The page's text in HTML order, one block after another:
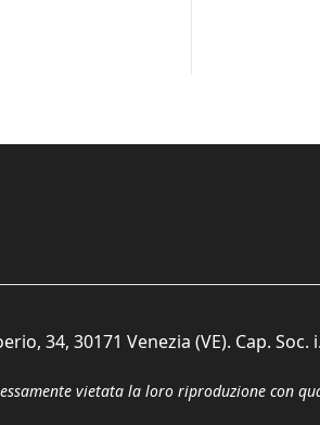
34, 30171 Venezia (VE). Cap. Soc.
vietata la loro riproduzione con